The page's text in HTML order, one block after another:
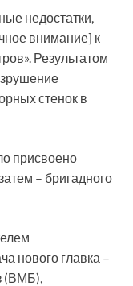
недостатки,
внимание] к
Результатом
стенок в
присвоено
– бригадного
нового главка –
(ВМБ),